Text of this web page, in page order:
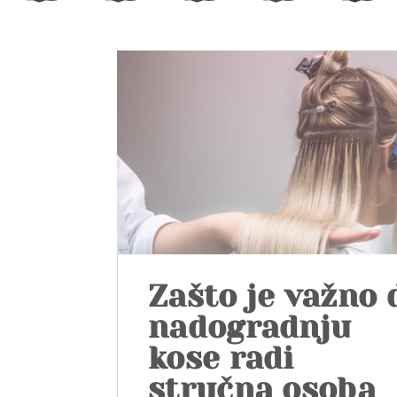
Zašto je važno
nadogradnju
kose radi
stručna osoba